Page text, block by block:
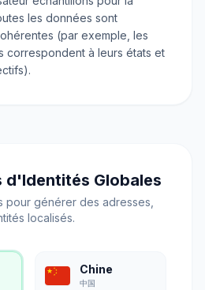
les données sont
(par exemple, les
correspondent à leurs états et
d'Identités Globales
pour générer des adresses,
localisés.
Chine
中国